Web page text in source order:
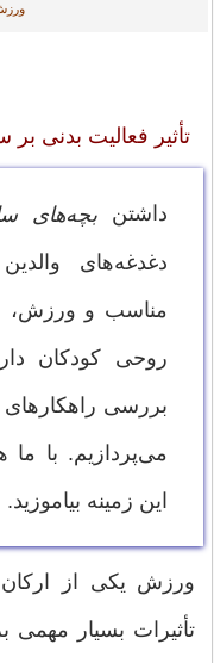
تأثیر فعالیت بدنی
داشتنبچه‌های
دغدغه‌های
مناسب و
روحی کودکان
بررسی
می‌پردازیم. با ما
این زمینه بیاموزید.
ورزش یکی از
تأثیرات بسیار